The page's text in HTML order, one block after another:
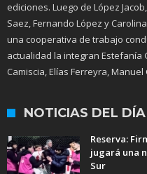
ediciones. Luego de López
Saez, Fernando López y
una cooperativa de trabajo
actualidad la integran Estefanía
Camiscia, Elías Ferreyra,
NOTICIAS DEL DÍA
Reserva:
jugará una
Sur